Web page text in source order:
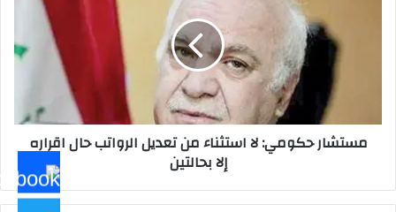
اقراره
مستشار حكومي: لا استثناء من تعديل الرواتب حال اقراره
إلا بحالتين